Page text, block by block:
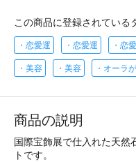
この商品に登録されている
・恋愛運 ・恋愛運 ・恋
・美容 ・美容 ・オーラ
商品の説明
国際宝飾展で仕入れた天然
トです。